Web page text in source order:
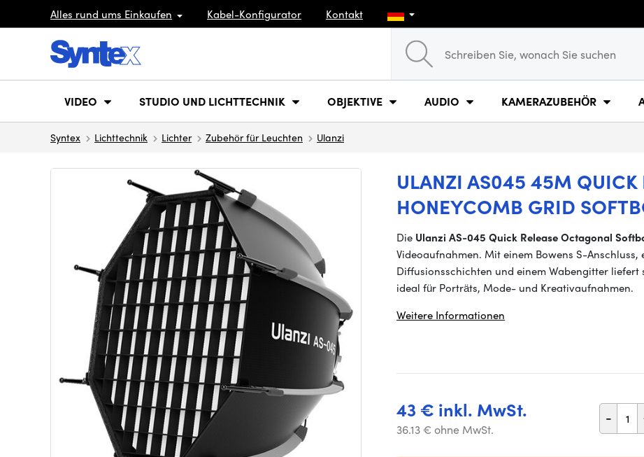
Alles rund ums Einkaufen Kabel-Konfigurator Kontakt
VIDEO STUDIO UND LICHTTECHNIK OBJEKTIVE AUDIO KAMERAZUBEHÖR
Syntex Lichttechnik Lichter Zubehör für Leuchten Ulanzi
ULANZI AS045 45M QUICK
HONEYCOMB GRID
Die Ulanzi AS-045 Quick Release Octagonal
Videoaufnahmen. Mit einem Bowens S-
Diffusionsschichten und einem Wabengitter
ideal für Porträts, Mode- und Kreativaufnahmen.
Weitere Informationen
43 € inkl. MwSt.
36.13 € ohne MwSt.
-